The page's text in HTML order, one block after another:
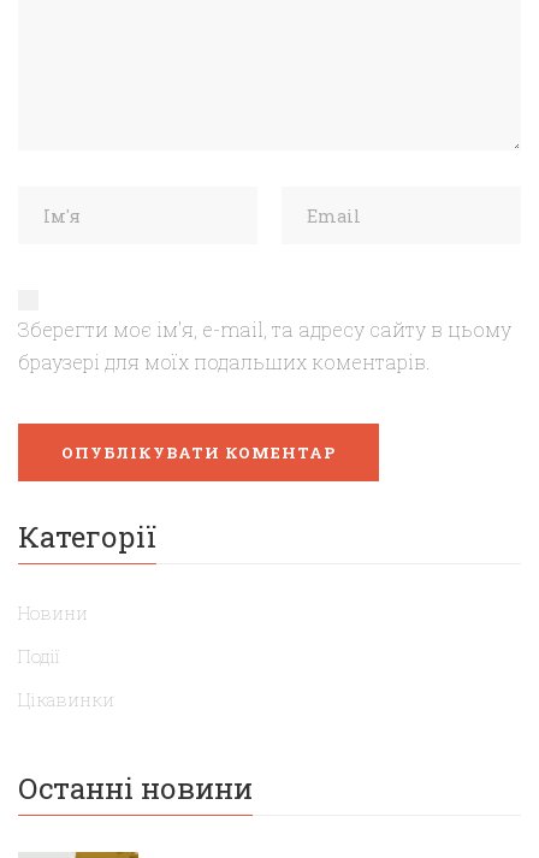
Зберегти моє ім'я, e-mail, та адресу сайту в цьому
браузері для моїх подальших коментарів.
Категорії
Новини
Події
Цікавинки
Останні новини